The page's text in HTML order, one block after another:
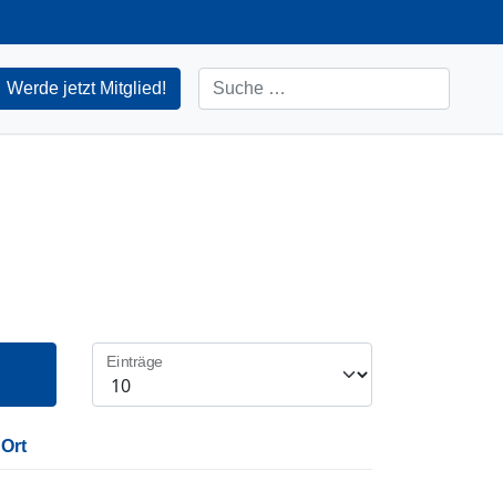
Werde jetzt Mitglied! Suchen
Einträge
Ort